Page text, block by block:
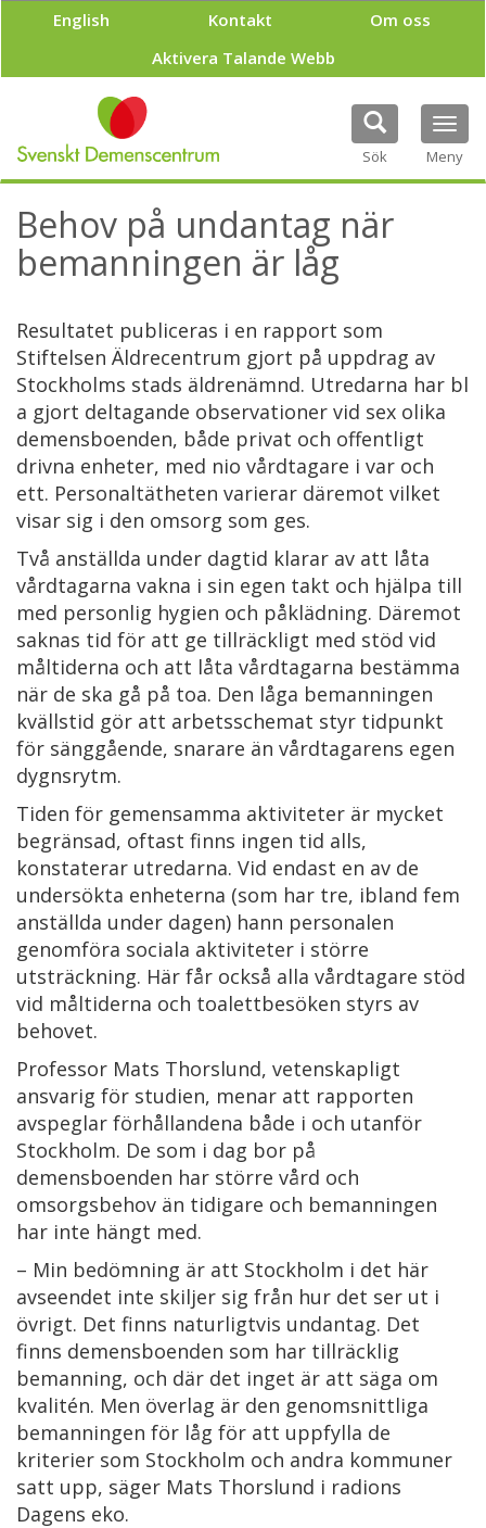
p
l
English Kontakt
Om oss
Aktivera Talande Webb
Sök Meny
Behov på undantag när
bemanningen är låg
Resultatet publiceras i en rapport som
Stiftelsen Äldrecentrum gjort på uppdrag av
Stockholms stads äldrenämnd. Utredarna har bl
a gjort deltagande observationer vid sex olika
demensboenden, både privat och offentligt
drivna enheter, med nio vårdtagare i var och
ett. Personaltätheten varierar däremot vilket
visar sig i den omsorg som ges.
Två anställda under dagtid klarar av att låta
vårdtagarna vakna i sin egen takt och hjälpa till
med personlig hygien och påklädning. Däremot
saknas tid för att ge tillräckligt med stöd vid
måltiderna och att låta vårdtagarna bestämma
när de ska gå på toa. Den låga bemanningen
kvällstid gör att arbetsschemat styr tidpunkt
för sänggående, snarare än vårdtagarens egen
dygnsrytm.
Tiden för gemensamma aktiviteter är mycket
begränsad, oftast finns ingen tid alls,
konstaterar utredarna. Vid endast en av de
undersökta enheterna (som har tre, ibland fem
anställda under dagen) hann personalen
genomföra sociala aktiviteter i större
utsträckning. Här får också alla vårdtagare stöd
vid måltiderna och toalettbesöken styrs av
behovet.
Professor Mats Thorslund, vetenskapligt
ansvarig för studien, menar att rapporten
avspeglar förhållandena både i och utanför
Stockholm. De som i dag bor på
demensboenden har större vård och
omsorgsbehov än tidigare och bemanningen
har inte hängt med.
– Min bedömning är att Stockholm i det här
avseendet inte skiljer sig från hur det ser ut i
övrigt. Det finns naturligtvis undantag. Det
finns demensboenden som har tillräcklig
bemanning, och där det inget är att säga om
kvalitén. Men överlag är den genomsnittliga
bemanningen för låg för att uppfylla de
kriterier som Stockholm och andra kommuner
satt upp, säger Mats Thorslund i radions
Dagens eko.